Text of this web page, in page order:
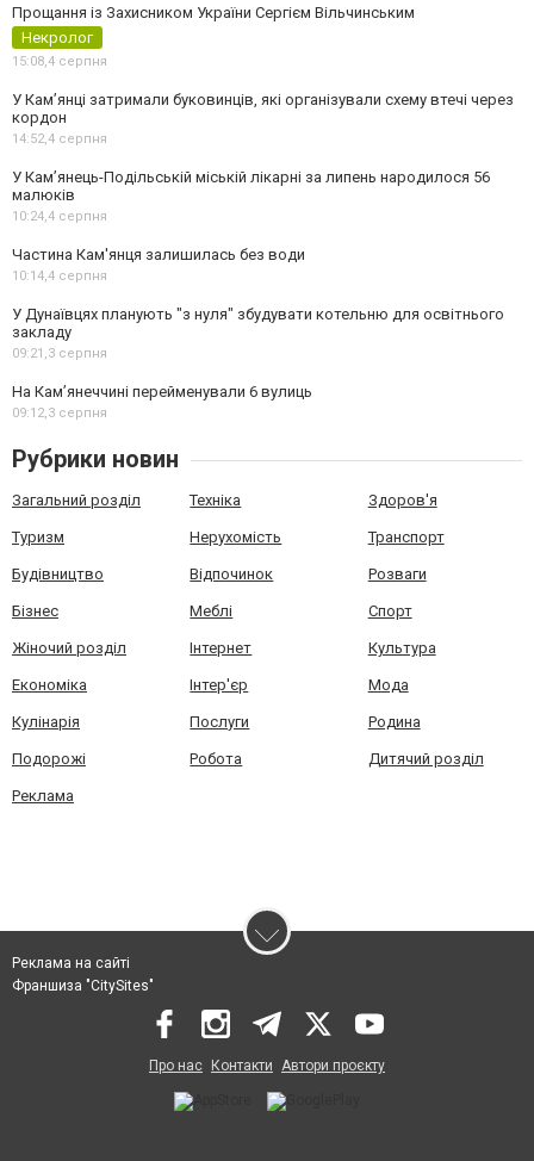
Прощання із Захисником України Сергієм Вільчинським
Некролог
15:08,4 серпня
У Кам’янці затримали буковинців, які організували схему втечі через
кордон
14:52,4 серпня
У Кам’янець-Подільській міській лікарні за липень народилося 56
малюків
10:24,4 серпня
Частина Кам'янця залишилась без води
10:14,4 серпня
У Дунаївцях планують "з нуля" збудувати котельню для освітнього
закладу
09:21,3 серпня
На Камʼянеччині перейменували 6 вулиць
09:12,3 серпня
Рубрики новин
Загальний розділ Техніка Здоров'я
Туризм Нерухомість Транспорт
Будівництво Відпочинок Розваги
Бізнес Меблі Спорт
Жіночий розділ Інтернет Культура
Економіка Інтер'єр Мода
Кулінарія Послуги Родина
Подорожі Робота Дитячий розділ
Реклама
Реклама на сайті
Франшиза "CitySites"
Про нас Контакти Автори проєкту